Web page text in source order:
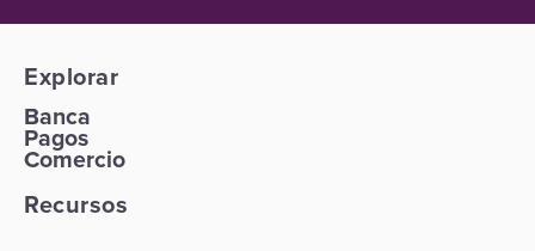
Explorar
Banca
Pagos
Comercio
Recursos